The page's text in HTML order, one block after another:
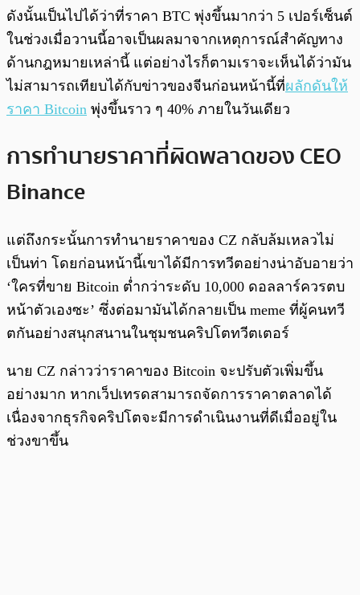
ดังนั้นเป็นไปได้ว่าที่ราคา BTC พุ่งขึ้นมากว่า 5 เปอร์เซ็นต์
ในช่วงเมื่อวานนี้อาจเป็นผลมาจากเหตุการณ์สำคัญทาง
ด้านกฎหมายเหล่านี้ แต่อย่างไรก็ตามเราจะเห็นได้ว่ามัน
ไม่สามารถเทียบได้กับข่าวของจีนก่อนหน้านี้ที่ผลักดันให้
ราคา Bitcoin พุ่งขึ้นราว ๆ 40% ภายในวันเดียว
การทำนายราคาที่ผิดพลาดของ CEO
Binance
แต่ถึงกระนั้นการทำนายราคาของ CZ กลับล้มเหลวไม่
เป็นท่า โดยก่อนหน้านี้เขาได้มีการทวีตอย่างน่าอับอายว่า
‘ใครที่ขาย Bitcoin ต่ำกว่าระดับ 10,000 ดอลลาร์ควรตบ
หน้าตัวเองซะ’ ซึ่งต่อมามันได้กลายเป็น meme ที่ผู้คนทวี
ตกันอย่างสนุกสนานในชุมชนคริปโตทวีตเตอร์
นาย CZ กล่าวว่าราคาของ Bitcoin จะปรับตัวเพิ่มขึ้น
อย่างมาก หากเว็ปเทรดสามารถจัดการราคาตลาดได้
เนื่องจากธุรกิจคริปโตจะมีการดำเนินงานที่ดีเมื่ออยู่ใน
ช่วงขาขึ้น